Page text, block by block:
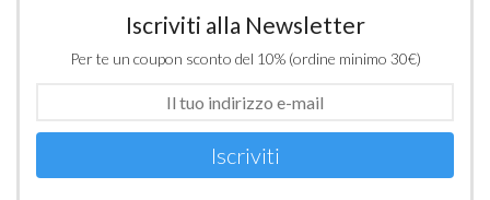
Iscriviti alla Newsletter
Per te un coupon sconto del 10% (ordine minimo 30€)
Iscriviti